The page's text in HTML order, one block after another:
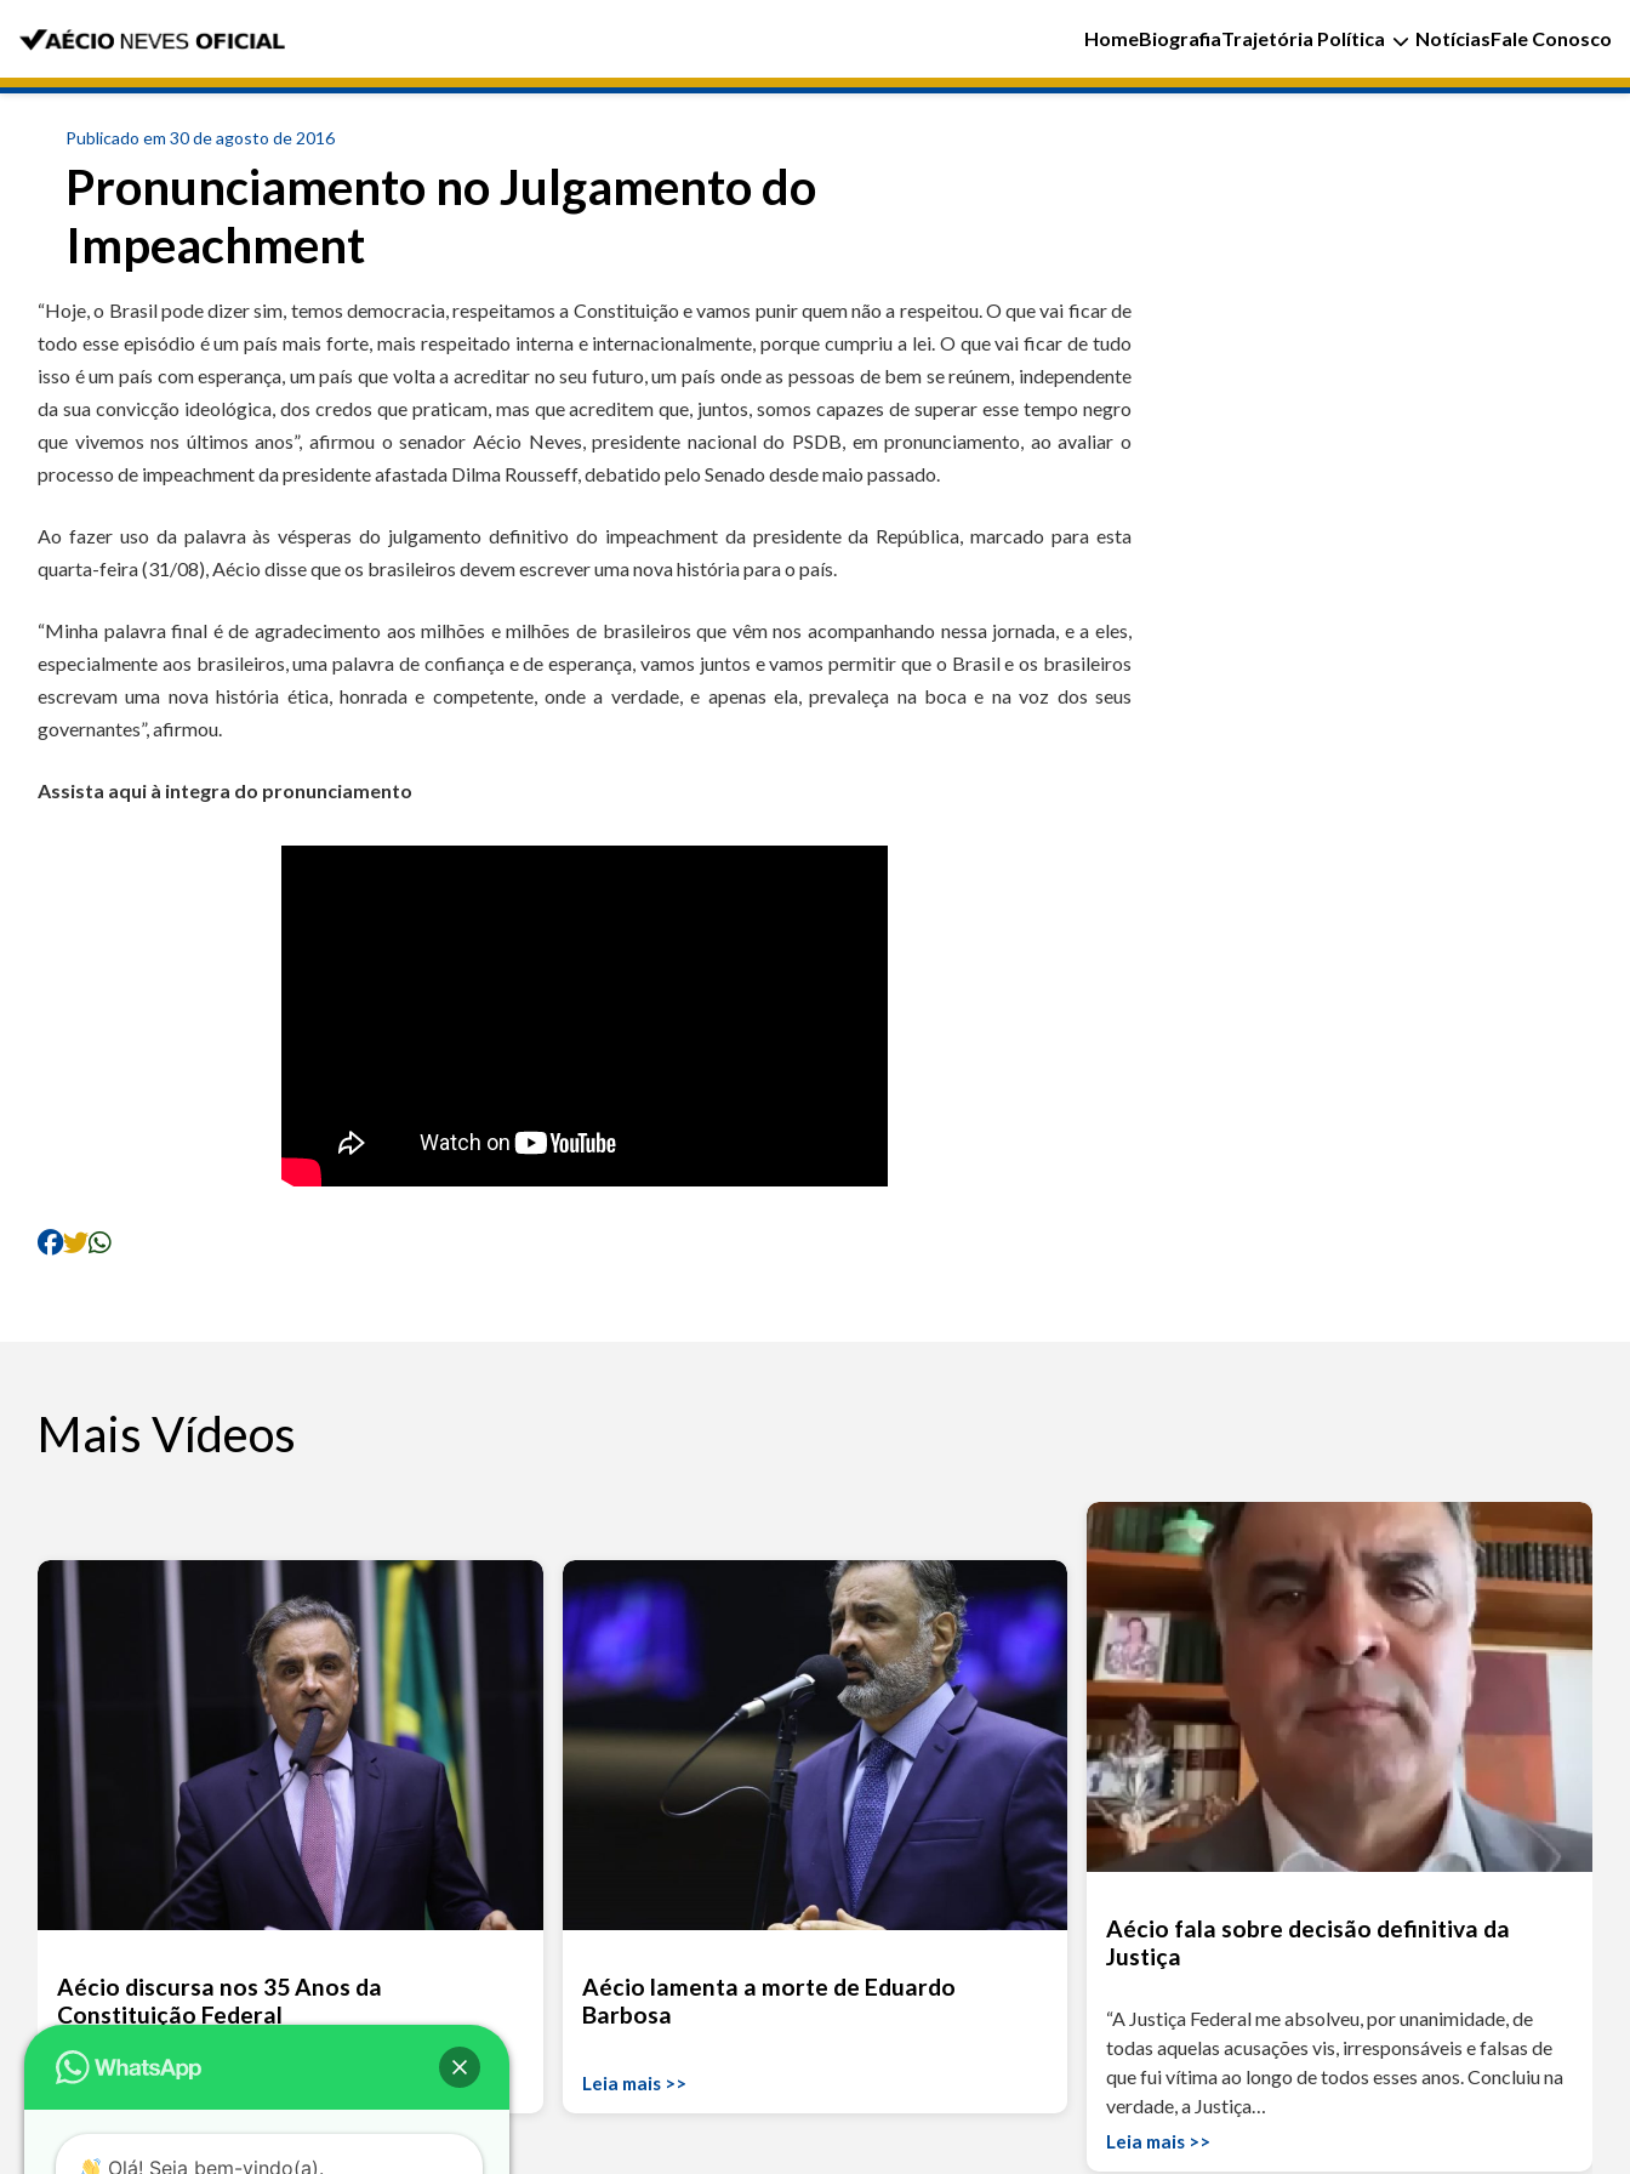
HomeBiografiaTrajetória Política NotíciasFale Conosco
Publicado em 30 de agosto de 2016
Pronunciamento no Julgamento do
Impeachment
“Hoje, o Brasil pode dizer sim, temos democracia, respeitamos a Constituição e vamos punir quem não a respeitou. O que vai ficar de
todo esse episódio é um país mais forte, mais respeitado interna e internacionalmente, porque cumpriu a lei. O que vai ficar de tudo
isso é um país com esperança, um país que volta a acreditar no seu futuro, um país onde as pessoas de bem se reúnem, independente
da sua convicção ideológica, dos credos que praticam, mas que acreditem que, juntos, somos capazes de superar esse tempo negro
que vivemos nos últimos anos”, afirmou o senador Aécio Neves, presidente nacional do PSDB, em pronunciamento, ao avaliar o
processo de impeachment da presidente afastada Dilma Rousseff, debatido pelo Senado desde maio passado.
Ao fazer uso da palavra às vésperas do julgamento definitivo do impeachment da presidente da República, marcado para esta
quarta-feira (31/08), Aécio disse que os brasileiros devem escrever uma nova história para o país.
“Minha palavra final é de agradecimento aos milhões e milhões de brasileiros que vêm nos acompanhando nessa jornada, e a eles,
especialmente aos brasileiros, uma palavra de confiança e de esperança, vamos juntos e vamos permitir que o Brasil e os brasileiros
escrevam uma nova história ética, honrada e competente, onde a verdade, e apenas ela, prevaleça na boca e na voz dos seus
governantes”, afirmou.
Assista aqui à integra do pronunciamento
Mais Vídeos
Aécio discursa nos 35 Anos da
Constituição Federal
Leia mais >>
Aécio lamenta a morte de Eduardo
Barbosa
Leia mais >>
Aécio fala sobre decisão definitiva da
Justiça
“A Justiça Federal me absolveu, por unanimidade, de
todas aquelas acusações vis, irresponsáveis e falsas de
que fui vítima ao longo de todos esses anos. Concluiu na
verdade, a Justiça…
Leia mais >>
Olá! Seja bem-vindo(a).